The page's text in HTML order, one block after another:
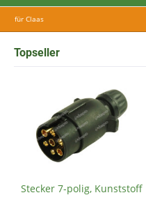
für Claas
Topseller
Stecker 7-polig, Kunststoff